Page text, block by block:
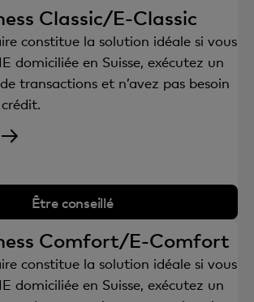
Classic/E-Classic
constitue la solution idéale si vous
domiciliée en Suisse, exécutez un
transactions et n’avez pas besoin
Être conseillé
Comfort/E-Comfort
constitue la solution idéale si vous
domiciliée en Suisse, exécutez un